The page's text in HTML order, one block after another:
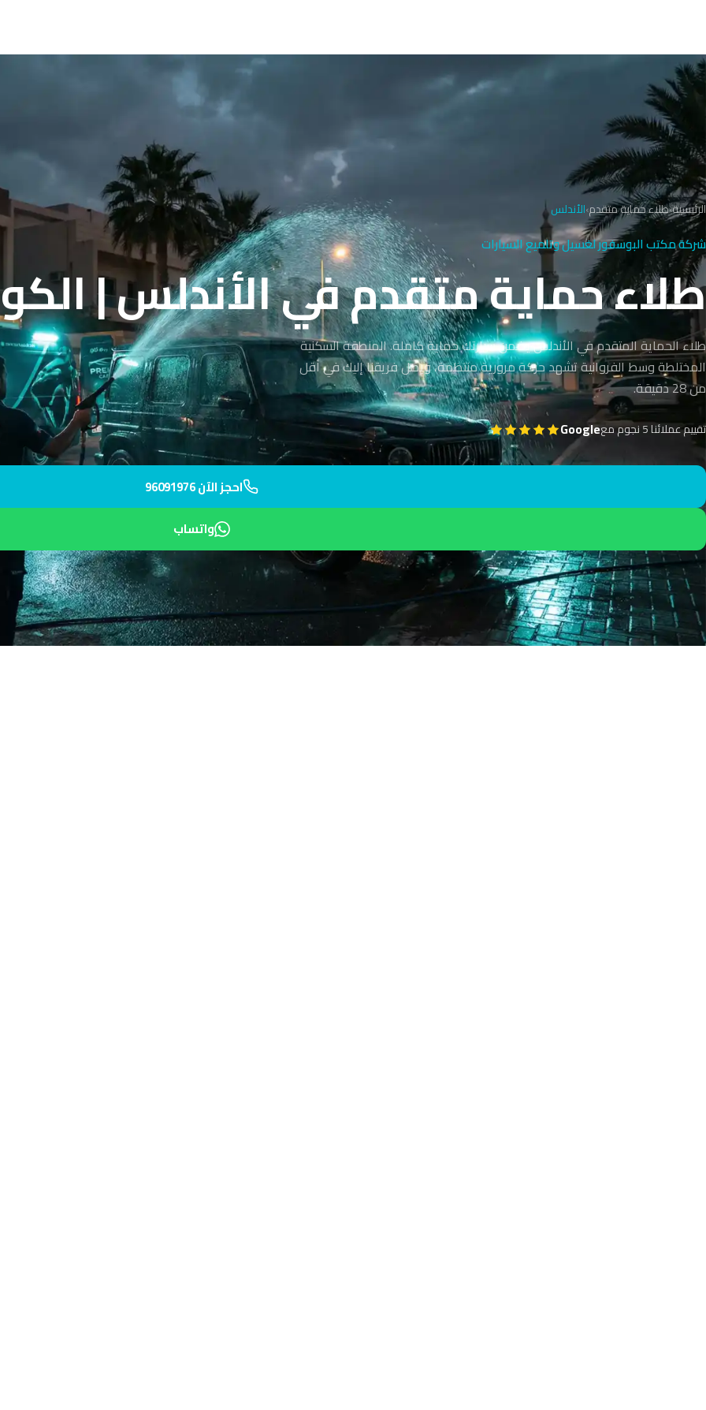
الرئيسية›طلاء حماية متقدم›الأندلس
شركة مكتب البوسفور لغسيل وتلميع السيارات
طلاء حماية متقدم في الأندلس | الكويت
طلاء الحماية المتقدم في الأندلس يضمن سيارتك حماية كاملة. المنطقة السكنية
المختلطة وسط الفروانية تشهد حركة مرورية منتظمة، ويصل فريقنا إليك في أقل
من 28 دقيقة.
تقييم عملائنا 5 نجوم مع Google
احجز الآن 96091976
واتساب